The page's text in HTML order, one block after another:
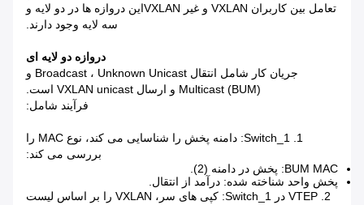
تعامل بین کاربران VXLAN و غیر VXLANاین دروازه ها در دو لایه و
سه لایه وجود دارند.
دروازه دو لایه ای
جریان کار شامل انتقال Broadcast ، Unknown Unicast و
Multicast (BUM) و ارسال VXLAN unicast است.
فرآیند شامل:
1. Switch_1: دامنه پخش را شناسایی می کند، نوع MAC را
بررسی می کند:
BUM MAC: پخش در دامنه (2).
پخش واحد شناخته شده: درآمد از انتقال.
2. VTEP در Switch_1: کپی های سر، VXLAN را بر اساس لیست